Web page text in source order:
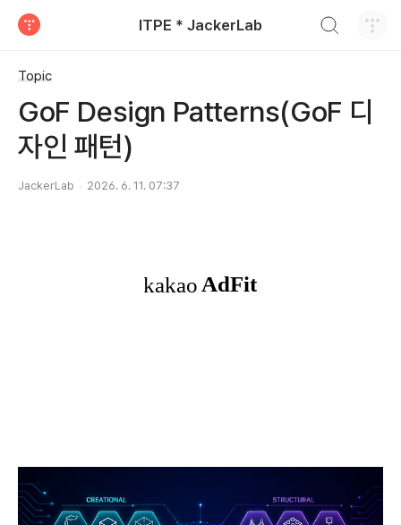
ITPE * JackerLab
Topic
GoF Design Patterns(GoF 디
자인 패턴)
JackerLab 2026. 6. 11. 07:37